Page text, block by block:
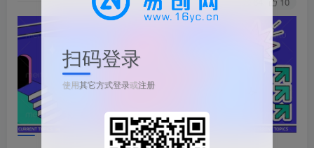
扫码登录
使用其它方式登录或注册